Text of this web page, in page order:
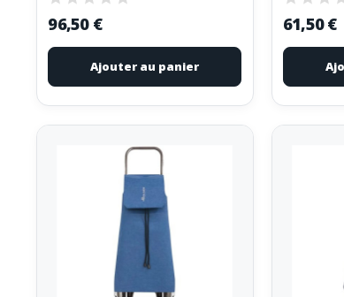
96,50 €
Ajouter au panier
61,50 €